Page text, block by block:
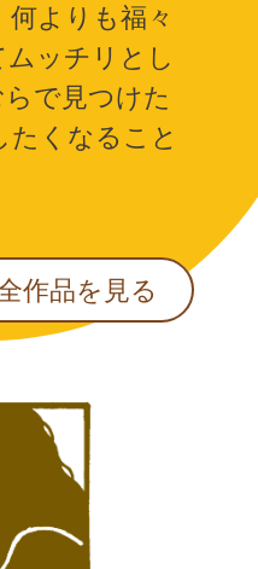
よりも福々
ムッチリとし
で見つけた
たくなること
作品を見る